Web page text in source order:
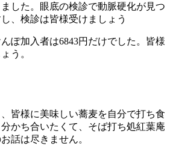
した。眼底の検診で動脈硬化が見つ
、検診は皆様受けましょう
ぽ加入者は6843円だけでした。皆様
う。
皆様に美味しい蕎麦を自分で打ち食
かち合いたくて、そば打ち処紅葉庵
話は尽きません。